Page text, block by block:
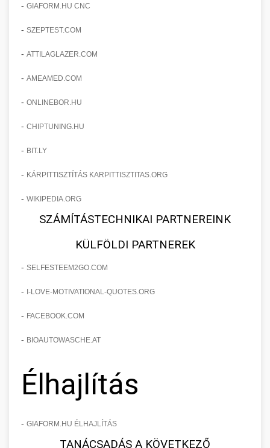
- GIAFORM.HU CNC
- SZEPTEST.COM
- ATTILAGLAZER.COM
- AMEAMED.COM
- ONLINEBOR.HU
- CHIPTUNING.HU
- BIT.LY
- KÁRPITTISZTÍTÁS KARPITTISZTITAS.ORG
- WIKIPEDIA.ORG
SZÁMÍTÁSTECHNIKAI PARTNEREINK
KÜLFÖLDI PARTNEREK
- SELFESTEEM2GO.COM
- I-LOVE-MOTIVATIONAL-QUOTES.ORG
- FACEBOOK.COM
- BIOAUTOWASCHE.AT
Élhajlítás
- GIAFORM.HU ÉLHAJLÍTÁS
TANÁCSADÁS A KÖVETKEZŐ